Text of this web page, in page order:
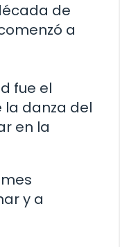
de
a
fue el
la danza del
en la
y a